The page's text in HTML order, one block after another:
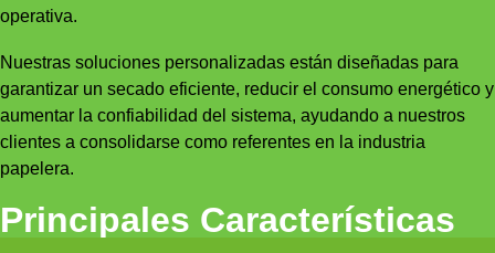
operativa.
Nuestras soluciones personalizadas están diseñadas para
garantizar un secado eficiente, reducir el consumo energético y
aumentar la confiabilidad del sistema, ayudando a nuestros
clientes a consolidarse como referentes en la industria
papelera.
Principales Características